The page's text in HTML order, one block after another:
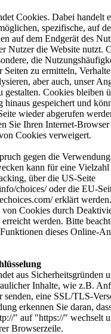
Cookies. Dabei handelt
spezifische, auf
auf dem Endgerät des
Nutzer die Website nutzt.
die
zu ermitteln,
aber auch, unser
gestalten. Cookies bleiben
hinaus gespeichert und
wieder abgerufen
Sie Ihren Internet-Browser
Cookies verweigert.
gegen die
kann für eine Vielzahl
über die US-Seite
choices/ oder die EU-
erklärt
von Cookies durch
werden. Bitte
dieses Online-
aus Sicherheitsgründen
Inhalte, wie z.B.
senden, eine SSL/TLS-
erkennen Sie daran,
" auf "https://" wechselt
Browserzeile.